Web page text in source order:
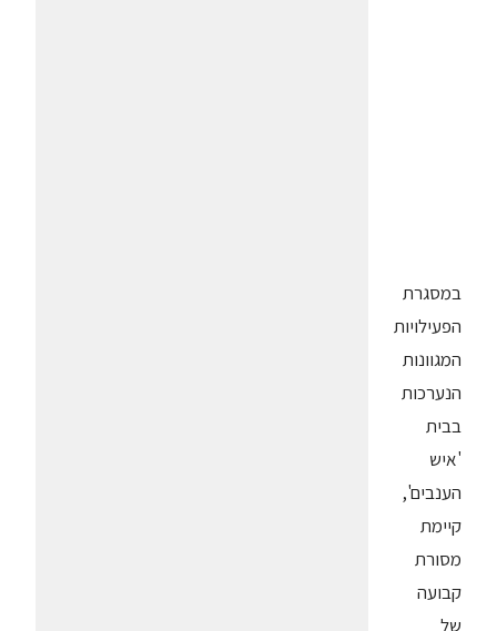
במסגרת
הפעילויות
המגוונות
הנערכות
בבית
'איש
הענבים',
קיימת
מסורת
קבועה
של